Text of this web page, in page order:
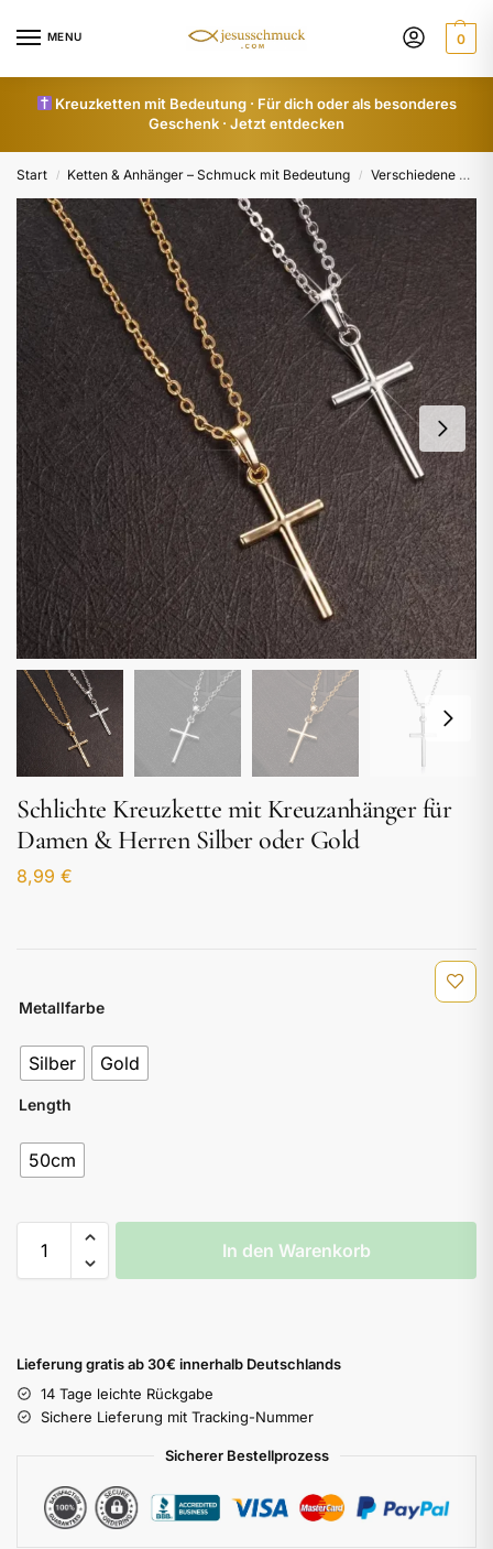
MENU 0
Kreuzketten mit Bedeutung · Für dich oder als besonderes
Geschenk · Jetzt entdecken
Start / Ketten & Anhänger – Schmuck mit Bedeutung / Verschiedene Unisex Ketten & Anhänger
Schlichte Kreuzkette mit Kreuzanhänger für
Damen & Herren Silber oder Gold
8,99 €
Metallfarbe
Silber Gold
Length
50cm
In den Warenkorb
Lieferung gratis ab 30€ innerhalb Deutschlands
14 Tage leichte Rückgabe
Sichere Lieferung mit Tracking-Nummer
Sicherer Bestellprozess